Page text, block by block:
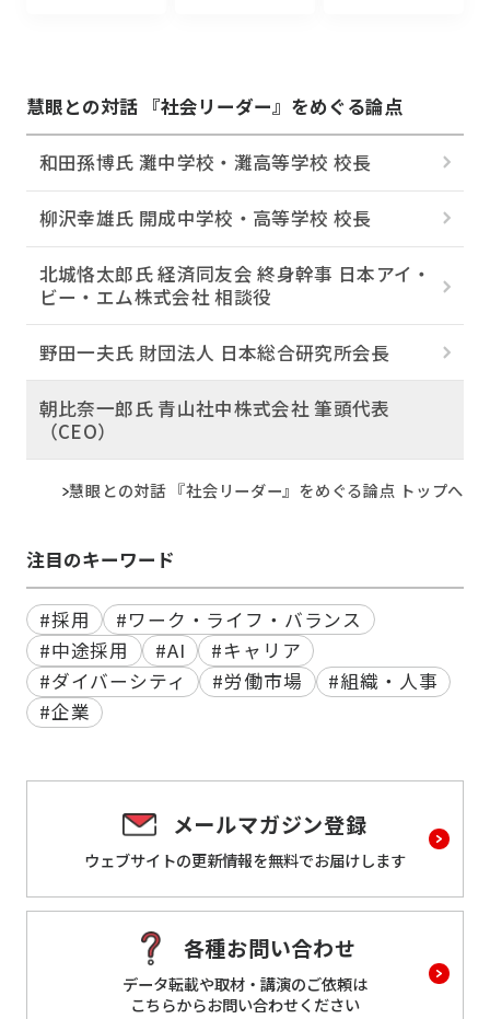
慧眼との対話 『社会リーダー』をめぐる論点
和田孫博氏 灘中学校・灘高等学校 校長
柳沢幸雄氏 開成中学校・高等学校 校長
北城恪太郎氏 経済同友会 終身幹事 日本アイ・
ビー・エム株式会社 相談役
野田一夫氏 財団法人 日本総合研究所会長
朝比奈一郎氏 青山社中株式会社 筆頭代表
（CEO）
慧眼との対話 『社会リーダー』をめぐる論点 トップへ
注目のキーワード
#採用
#ワーク・ライフ・バランス
#中途採用
#AI
#キャリア
#ダイバーシティ
#労働市場
#組織・人事
#企業
メールマガジン登録
ウェブサイトの更新情報を無料でお届けします
各種お問い合わせ
データ転載や取材・講演のご依頼は
こちらからお問い合わせください